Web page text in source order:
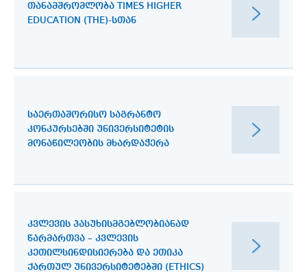
ᲗᲐᲜᲐᲛᲨᲠᲝᲛᲚᲝᲑᲐ TIMES HIGHER
EDUCATION (THE)-ᲡᲗᲐᲜ
ᲡᲐᲔᲠᲗᲐᲨᲝᲠᲘᲡᲝ ᲡᲐᲒᲠᲐᲜᲢᲝ
ᲙᲝᲜᲙᲣᲠᲡᲔᲑᲨᲘ ᲣᲜᲘᲕᲔᲠᲡᲘᲢᲔᲢᲘᲡ
ᲛᲝᲜᲐᲬᲘᲚᲔᲝᲑᲘᲡ ᲛᲮᲐᲠᲓᲐᲭᲔᲠᲐ
ᲙᲕᲚᲔᲕᲘᲡ ᲞᲐᲡᲣᲮᲘᲡᲛᲒᲔᲑᲚᲝᲑᲘᲐᲜᲐᲓ
ᲬᲐᲠᲛᲐᲠᲗᲕᲐ – ᲙᲕᲚᲔᲕᲘᲡ
ᲙᲔᲗᲘᲚᲡᲘᲜᲓᲘᲡᲘᲔᲠᲔᲑᲐ ᲓᲐ ᲔᲗᲘᲙᲐ
ᲥᲐᲠᲗᲣᲚ ᲣᲜᲘᲕᲔᲠᲡᲘᲢᲔᲢᲔᲑᲨᲘ (ETHICS)